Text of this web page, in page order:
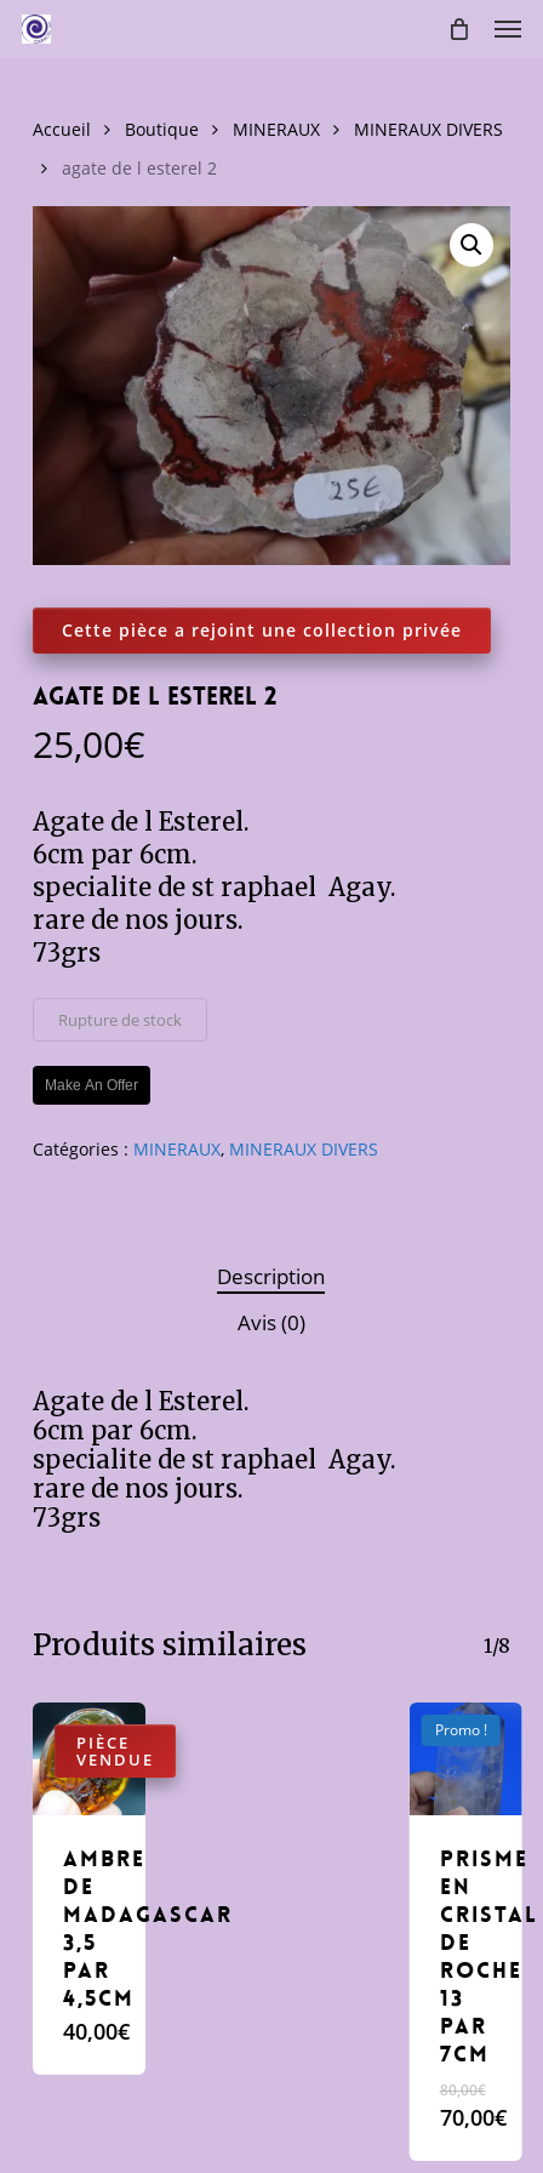
main
Accueil Boutique MINERAUX
MINERAUX DIVERS
agate de l esterel 2
agate de l esterel 2
25,00€
Agate de l Esterel.
6cm par 6cm.
specialite de st raphael Agay.
rare de nos jours.
73grs
Rupture de stock
Make An Offer
Catégories : MINERAUX, MINERAUX DIVERS
Description
Avis (0)
Agate de l Esterel.
6cm par 6cm.
specialite de st raphael Agay.
rare de nos jours.
73grs
Produits similaires 1/8
Ambre
de
Madagascar
3,5
par
4,5cm
40,00€
Promo !
prisme
en
cristal
de
roche
13
par
7cm
80,00€Le
prix
était :
70,00€